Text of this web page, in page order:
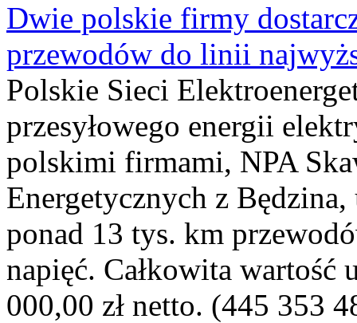
Dwie polskie firmy
przewodów do linii
Polskie Sieci
przesyłowego energii
polskimi firmami, NPA
Energetycznych z
ponad 13 tys. km
napięć. Całkowita
000,00 zł netto. (445 353